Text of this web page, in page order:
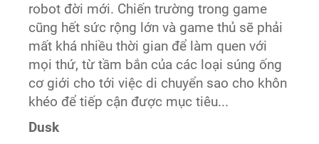
robot đời mới. Chiến trường trong game
cũng hết sức rộng lớn và game thủ sẽ phải
mất khá nhiều thời gian để làm quen với
mọi thứ, từ tầm bắn của các loại súng ống
cơ giới cho tới việc di chuyển sao cho khôn
khéo để tiếp cận được mục tiêu...
Dusk